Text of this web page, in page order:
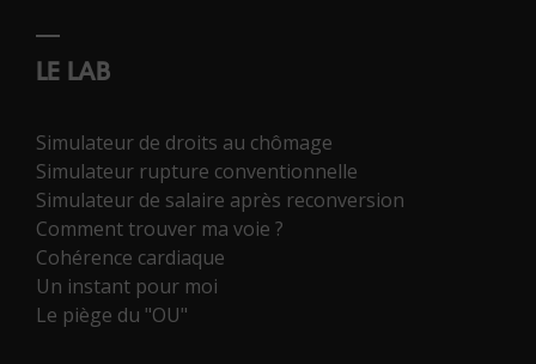
LE LAB
Simulateur de droits au chômage
Simulateur rupture conventionnelle
Simulateur de salaire après reconversion
Comment trouver ma voie ?
Cohérence cardiaque
Un instant pour moi
Le piège du "OU"